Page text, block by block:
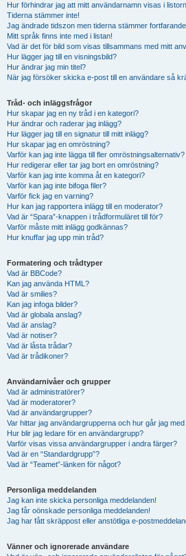
Hur förhindrar jag att mitt användarnamn visas i
Tiderna stämmer inte!
Jag ändrade tidszon men tiderna stämmer
Mitt språk finns inte med i listan!
Vad är det för bild som visas tillsammans med mitt
Hur lägger jag till en visningsbild?
Hur ändrar jag min titel?
När jag försöker skicka e-post till en användare så
Tråd- och inläggsfrågor
Hur skapar jag en ny tråd i en kategori?
Hur ändrar och raderar jag inlägg?
Hur lägger jag till en signatur till mitt inlägg?
Hur skapar jag en omröstning?
Varför kan jag inte lägga till fler omröstningsalternativ?
Hur redigerar eller tar jag bort en omröstning?
Varför kan jag inte komma åt en kategori?
Varför kan jag inte bifoga filer?
Varför fick jag en varning?
Hur kan jag rapportera inlägg till en moderator?
Vad är “Spara”-knappen i trådformuläret till för?
Varför måste mitt inlägg godkännas?
Hur knuffar jag upp min tråd?
Formatering och trådtyper
Vad är BBCode?
Kan jag använda HTML?
Vad är smilies?
Kan jag infoga bilder?
Vad är globala anslag?
Vad är anslag?
Vad är notiser?
Vad är låsta trådar?
Vad är trådikoner?
Användarnivåer och grupper
Vad är administratörer?
Vad är moderatorer?
Vad är användargrupper?
Var hittar jag användargrupperna och hur går jag med
Hur blir jag ledare för en användargrupp?
Varför visas vissa användargrupper i andra färger?
Vad är en “Standardgrupp”?
Vad är “Teamet”-länken för något?
Personliga meddelanden
Jag kan inte skicka personliga meddelanden!
Jag får oönskade personliga meddelanden!
Jag har fått skräppost eller anstötliga e-
Vänner och ignorerade användare